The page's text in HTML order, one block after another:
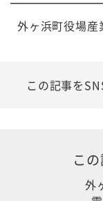
外ヶ浜町役場
この記事を
こ
外